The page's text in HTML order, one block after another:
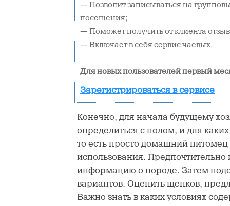
— Позволит записываться на
посещения;
— Поможет получить от клиента
— Включает в себя сервис чаевых.
Для новых пользователей первый
Зарегистрироваться в сервисе
Конечно, для начала будущему
определиться с полом, и для
то есть просто домашний
использования. Предпочтительно
информацию о породе. Затем
вариантов. Оценить щенков,
Важно знать в каких условиях